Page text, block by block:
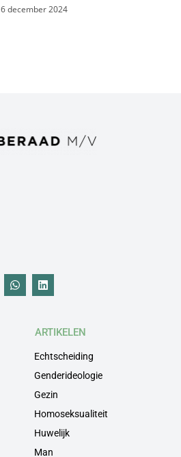
6 december 2024
ARTIKELEN
Echtscheiding
Genderideologie
Gezin
Homoseksualiteit
Huwelijk
Man